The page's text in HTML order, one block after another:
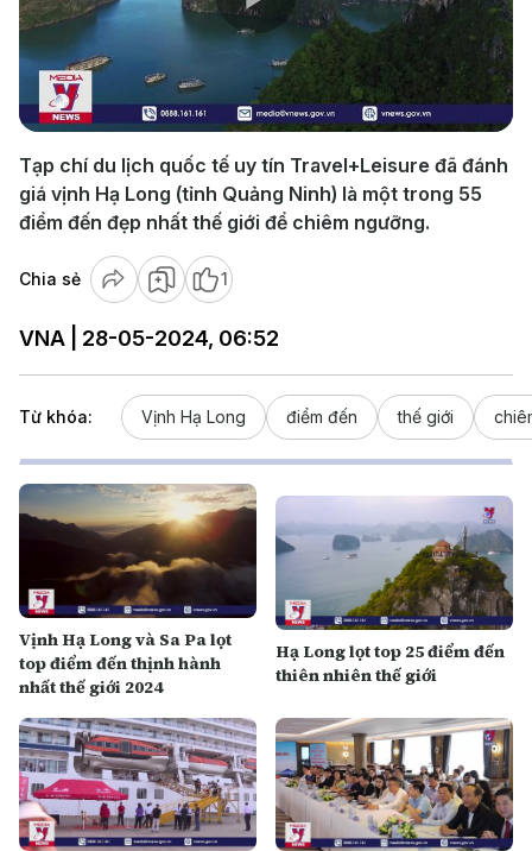
Play
Video
Tạp chí du lịch quốc tế uy tín Travel+Leisure đã đánh
giá vịnh Hạ Long (tỉnh Quảng Ninh) là một trong 55
điểm đến đẹp nhất thế giới để chiêm ngưỡng.
Chia sẻ 1
VNA | 28-05-2024, 06:52
Từ khóa: Vịnh Hạ Long điểm đến thế giới
Vịnh Hạ Long và Sa Pa lọt
top điểm đến thịnh hành
nhất thế giới 2024
Hạ Long lọt top 25 điểm đến
thiên nhiên thế giới